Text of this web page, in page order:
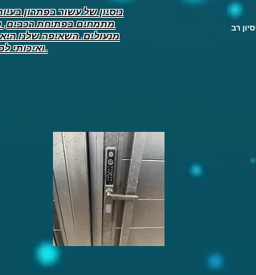
ניסיון של עשור בפתרון
מתמחים בפתיחת רכבים,
מנעולים. השאיפה שלנו
ואיכותי לכל לקוח.
רב